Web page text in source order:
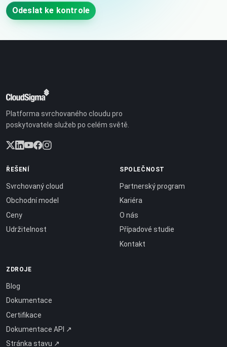
Odeslat ke kontrole
Platforma svrchovaného cloudu pro
poskytovatele služeb po celém světě.
ŘEŠENÍ
Svrchovaný cloud
Obchodní model
Ceny
Udržitelnost
SPOLEČNOST
Partnerský program
Kariéra
O nás
Případové studie
Kontakt
ZDROJE
Blog
Dokumentace
Certifikace
Dokumentace API ↗
Stránka stavu ↗